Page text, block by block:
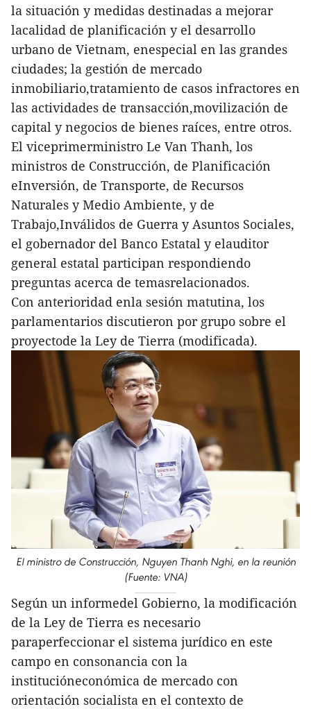
la situación y medidas destinadas a mejorar
lacalidad de planificación y el desarrollo
urbano de Vietnam, enespecial en las grandes
ciudades; la gestión de mercado
inmobiliario,tratamiento de casos infractores en
las actividades de transacción,movilización de
capital y negocios de bienes raíces, entre otros.
El viceprimerministro Le Van Thanh, los
ministros de Construcción, de Planificación
eInversión, de Transporte, de Recursos
Naturales y Medio Ambiente, y de
Trabajo,Inválidos de Guerra y Asuntos Sociales,
el gobernador del Banco Estatal y elauditor
general estatal participan respondiendo
preguntas acerca de temasrelacionados.
Con anterioridad enla sesión matutina, los
parlamentarios discutieron por grupo sobre el
proyectode la Ley de Tierra (modificada).
El ministro de Construcción, Nguyen Thanh Nghi, en la reunión
(Fuente: VNA)
Según un informedel Gobierno, la modificación
de la Ley de Tierra es necesario
paraperfeccionar el sistema jurídico en este
campo en consonancia con la
institucióneconómica de mercado con
orientación socialista en el contexto de